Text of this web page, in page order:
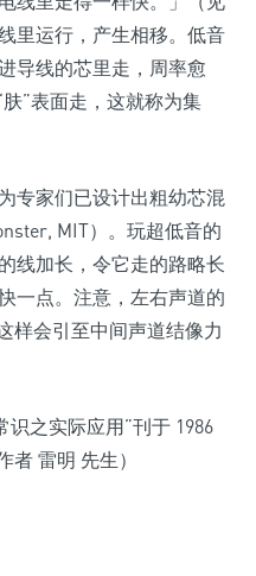
里运行，产生相移。低音
导线的芯里走，周率愈
”表面走，这就称为集
专家们已设计出粗幼芯混
MIT）。玩超低音的
线加长，令它走的路略长
一点。注意，左右声道的
样会引至中间声道结像力
识之实际应用”刊于 1986
者 雷明 先生）